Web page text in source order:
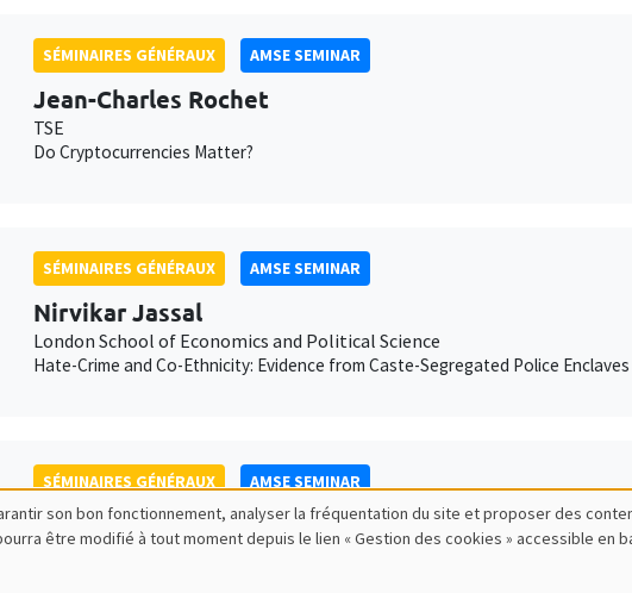
SÉMINAIRES GÉNÉRAUX AMSE SEMINAR
Jean-Charles Rochet
TSE
Do Cryptocurrencies Matter?
SÉMINAIRES GÉNÉRAUX AMSE SEMINAR
Nirvikar Jassal
London School of Economics and Political Science
Hate-Crime and Co-Ethnicity: Evidence from Caste-Segregated Police Enclaves
SÉMINAIRES GÉNÉRAUX AMSE SEMINAR
Jörgen Weibull
Stockholm School of Economics
son bon fonctionnement, analyser la fréquentation du site et proposer des
être modifié à tout moment depuis le lien « Gestion des cookies » accessible en